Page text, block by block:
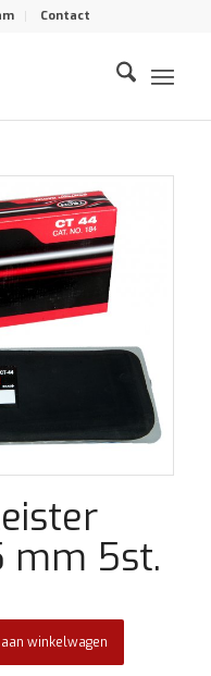
Contact
mm 5st.
winkelwagen